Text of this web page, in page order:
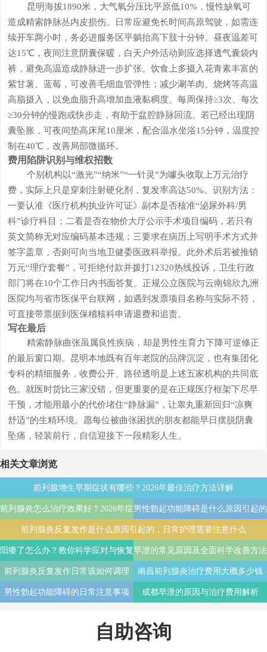
昆明海拔1890米，大气氧分压比平原低10%，慢性缺氧可
造成精索静脉丛内皮损伤。日常应避免长时间高原驾驶，如需连
续开车两小时，务必进服务区平躺抬高下肢十分钟。昼夜温差可
达15℃，夜间注意阴囊保暖，白天户外活动则应选择透气囊袋内
裤，避免高温造成静脉进一步扩张。饮食上多摄入花青素丰富的
紫甘薯、蓝莓，可改善毛细血管弹性；减少涮羊肉、烧烤等高温
高脂摄入，以免血脂升高增加血液黏稠度。每周保持≥3次、每次
≥30分钟的慢跑或快步走，有助于盆腔静脉回流。若已经出现阴
囊坠胀，可夜间垫高床尾10厘米，配合温水坐浴15分钟，温度控
制在40℃，改善局部微循环。
费用陷阱识别与维权招数
个别机构以“激光”“纳米”“一针灵”为噱头收取上万元治疗
费，实际上只是穿刺注射硬化剂，复发率高达50%。识别方法：
一要认准《医疗机构执业许可证》副本是否核准“泌尿外科/男
科”诊疗科目；二看是否在物价大厅公示手术项目编码，若只有
英文简称无对应编码基本违规；三要求在病历上写明手术方式并
签字盖章，否则可向当地卫健委医政科举报。此外术后若被推销
万元“理疗套餐”，可拒绝付款并拨打12320热线投诉，卫生行政
部门将在10个工作日内书面答复。正规公立医院与云南锦欣九洲
医院均与省市医保平台联网，如遇到发票项目名称与实际不符，
可直接带票据到医保稽核科申请退费和追责。
写在最后
精索静脉曲张虽属良性疾病，却是男性生育力下降可逆修正
的最后窗口期。昆明本地既有百年老院的品牌沉淀，也有集团化
专科的精细服务，收费公开、路径透明是上述五家机构的共同底
色。就医时货比三家没错，但更重要的是在正规医疗框架下尽早
干预，才能用最小的代价堵住“静脉漏”，让睾丸重新回归“凉爽
舒适”的生精环境。愿每位被曲张困扰的朋友都能早日摆脱阴囊
坠痛，轻装前行，自信迎接下一段精彩人生。
相关文章浏览
前列腺增生早期症状有哪些？2026年最佳治疗方法详解
前列腺炎怎么治疗效果好？2026年症
状识别与日常护理指南
男性勃起功能障碍是什么原因引起的
能自愈吗
前列腺炎反复发作是什么原因引起的，日常护理需要注意什么
阳痿了怎么办？教你科学应对与恢复早泄的常见原因及全面科学改善方法
前列腺炎反复发作日常该如何调理 南昌前列腺炎治疗费用大概多少钱
男性勃起功能障碍的日常注意事项 成都早泄的原因与治疗费用解析
自助咨询